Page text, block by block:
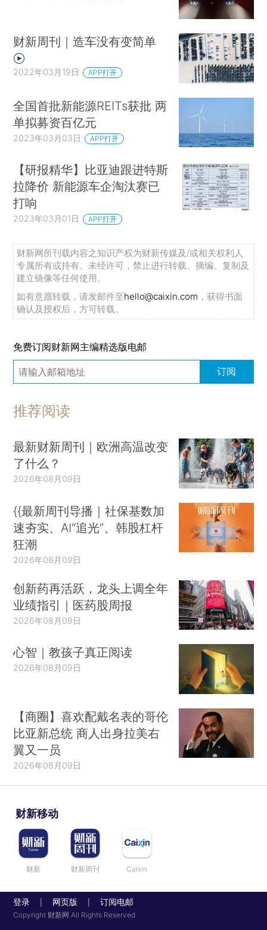
财新周刊｜造车没有变简单
2022年03月19日 APP打开
全国首批新能源REITs获批 两
单拟募资百亿元
2023年03月03日 APP打开
【研报精华】比亚迪跟进特斯
拉降价 新能源车企淘汰赛已
打响
2023年03月01日 APP打开
财新网所刊载内容之知识产权为财新传媒及/或相关权利人
专属所有或持有。未经许可，禁止进行转载、摘编、复制及
建立镜像等任何使用。
如有意愿转载，请发邮件至hello@caixin.com ，获得书面
确认及授权后，方可转载。
免费订阅财新网主编精选版电邮
订阅
推荐阅读
最新财新周刊｜欧洲高温改变
了什么？
2026年08月09日
{{最新周刊导播｜社保基数加
速夯实、AI“追光”、韩股杠杆
狂潮
2026年08月09日
创新药再活跃，龙头上调全年
业绩指引｜医药股周报
2026年08月09日
心智｜教孩子真正阅读
2026年08月09日
【商圈】喜欢配戴名表的哥伦
比亚新总统 商人出身拉美右
翼又一员
2026年08月09日
财新移动
财新 财新周刊 Caixin
登录 网页版 订阅电邮
Copyright 财新网 All Rights Reserved